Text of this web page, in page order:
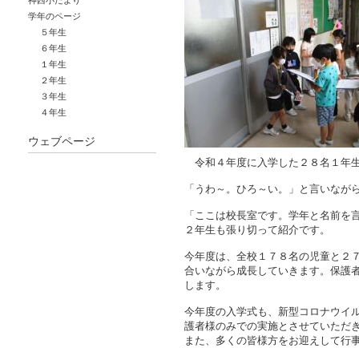
令和４年度に入学した２８名１年
「うわ～。ひろ～い。」と言いな
「ここは校長室です。学年と名前
２年生も張り切って紹介です。
今年度は、全校１７８名の児童と２
合いながら成長していきます。保護
します。
今年度の入学式も、新型コロナウイ
護者様のみでの実施とさせていただ
また、多くの皆様方をお迎えして行
学年のページ
５年生
６年生
１年生
２年生
３年生
４年生
ウェブページ